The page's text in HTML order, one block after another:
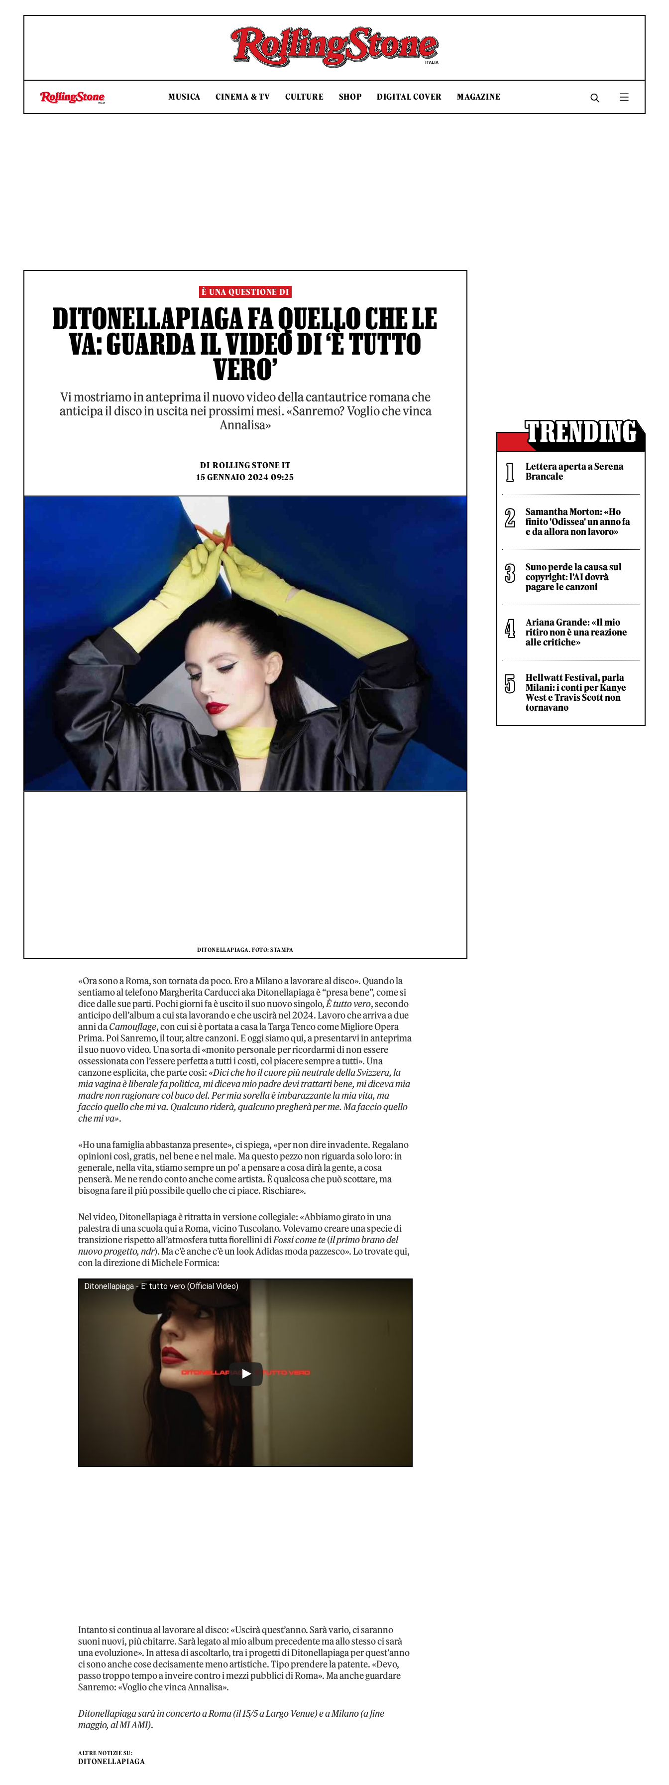
Rolling Stone Italia
MUSICA CINEMA & TV CULTURE SHOP DIGITAL COVER MAGAZINE
È UNA QUESTIONE DI
DITONELLAPIAGA FA QUELLO CHE LE
VA: GUARDA IL VIDEO DI ‘È TUTTO
VERO’
Vi mostriamo in anteprima il nuovo video della cantautrice romana che
anticipa il disco in uscita nei prossimi mesi. «Sanremo? Voglio che vinca
Annalisa»
DI ROLLING STONE IT
15 GENNAIO 2024 09:25
DITONELLAPIAGA. FOTO: STAMPA
«Ora sono a Roma, son tornata da poco. Ero a Milano a lavorare al disco». Quando la
sentiamo al telefono Margherita Carducci aka Ditonellapiaga è “presa bene”, come si
dice dalle sue parti. Pochi giorni fa è uscito il suo nuovo singolo,È tutto vero, secondo
anticipo dell’album a cui sta lavorando e che uscirà nel 2024. Lavoro che arriva a due
anni daCamouflage, con cui si è portata a casa la Targa Tenco come Migliore Opera
Prima. Poi Sanremo, il tour, altre canzoni. E oggi siamo qui, a presentarvi in anteprima
il suo nuovo video. Una sorta di «monito personale per ricordarmi di non essere
ossessionata con l’essere perfetta a tutti i costi, col piacere sempre a tutti». Una
canzone esplicita, che parte così: «Dici che ho il cuore più neutrale della Svizzera, la
mia vagina è liberale fa politica, mi diceva mio padre devi trattarti bene, mi diceva mia
madre non ragionare col buco del. Per mia sorella è imbarazzante la mia vita, ma
faccio quello che mi va. Qualcuno riderà, qualcuno pregherà per me. Ma faccio quello
che mi va».
«Ho una famiglia abbastanza presente», ci spiega, «per non dire invadente. Regalano
opinioni così, gratis, nel bene e nel male. Ma questo pezzo non riguarda solo loro: in
generale, nella vita, stiamo sempre un po’ a pensare a cosa dirà la gente, a cosa
penserà. Me ne rendo conto anche come artista. È qualcosa che può scottare, ma
bisogna fare il più possibile quello che ci piace. Rischiare».
Nel video, Ditonellapiaga è ritratta in versione collegiale: «Abbiamo girato in una
palestra di una scuola qui a Roma, vicino Tuscolano. Volevamo creare una specie di
transizione rispetto all’atmosfera tutta fiorellini diFossi come te(il primo brano del
nuovo progetto, ndr). Ma c’è anche c’è un look Adidas moda pazzesco». Lo trovate qui,
con la direzione di Michele Formica:
Ditonellapiaga - E' tutto vero (Official Video)
Intanto si continua al lavorare al disco: «Uscirà quest’anno. Sarà vario, ci saranno
suoni nuovi, più chitarre. Sarà legato al mio album precedente ma allo stesso ci sarà
una evoluzione». In attesa di ascoltarlo, tra i progetti di Ditonellapiaga per quest’anno
ci sono anche cose decisamente meno artistiche. Tipo prendere la patente. «Devo,
passo troppo tempo a inveire contro i mezzi pubblici di Roma». Ma anche guardare
Sanremo: «Voglio che vinca Annalisa».
Ditonellapiaga sarà in concerto a Roma (il 15/5 a Largo Venue) e a Milano (a fine
maggio, al MI AMI).
ALTRE NOTIZIE SU:
DITONELLAPIAGA
Lettera aperta a Serena
Brancale
Samantha Morton: «Ho
finito 'Odissea' un anno fa
e da allora non lavoro»
Suno perde la causa sul
copyright: l'AI dovrà
pagare le canzoni
Ariana Grande: «Il mio
ritiro non è una reazione
alle critiche»
Hellwatt Festival, parla
Milani: i conti per Kanye
West e Travis Scott non
tornavano